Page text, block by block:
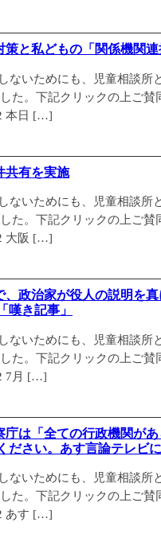
策と私どもの「関係機関
ないためにも、児童相談
た。下記クリックの上ご賛
本日 […]
共有を実施
ないためにも、児童相談
た。下記クリックの上ご賛
大阪 […]
、政治家が役人の説明を
嘆き記事」
ないためにも、児童相談
た。下記クリックの上ご賛
7月 […]
庁は「全ての行政機関が
ださい。あす言論テレビ
ないためにも、児童相談
た。下記クリックの上ご賛
あす […]